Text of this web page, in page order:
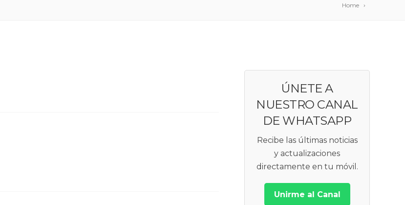
Home
ÚNETE A
NUESTRO CANAL
DE WHATSAPP
Recibe las últimas noticias
y actualizaciones
directamente en tu móvil.
Unirme al Canal